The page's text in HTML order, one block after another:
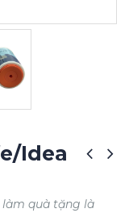
Idea
làm quà tặng là